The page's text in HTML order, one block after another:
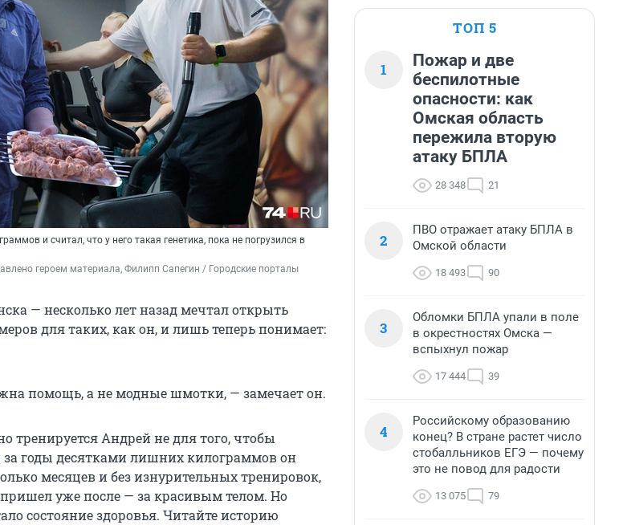
и считал, что у него такая генетика, пока не погрузился в
героем материала, Филипп Сапегин / Городские порталы
— несколько лет назад мечтал открыть
для таких, как он, и лишь теперь понимает:
помощь, а не модные шмотки, — замечает он.
тренируется Андрей не для того, чтобы
годы десятками лишних килограммов он
месяцев и без изнурительных тренировок,
уже после — за красивым телом. Но
состояние здоровья. Читайте историю
ТОП 5
1
Пожар и две
беспилотные
опасности: как
Омская область
пережила вторую
атаку БПЛА
28 348 21
2
ПВО отражает атаку БПЛА в
Омской области
18 493 90
3
Обломки БПЛА упали в поле
в окрестностях Омска —
вспыхнул пожар
17 444 39
4
Российскому образованию
конец? В стране растет число
стобалльников ЕГЭ — почему
это не повод для радости
13 075 79